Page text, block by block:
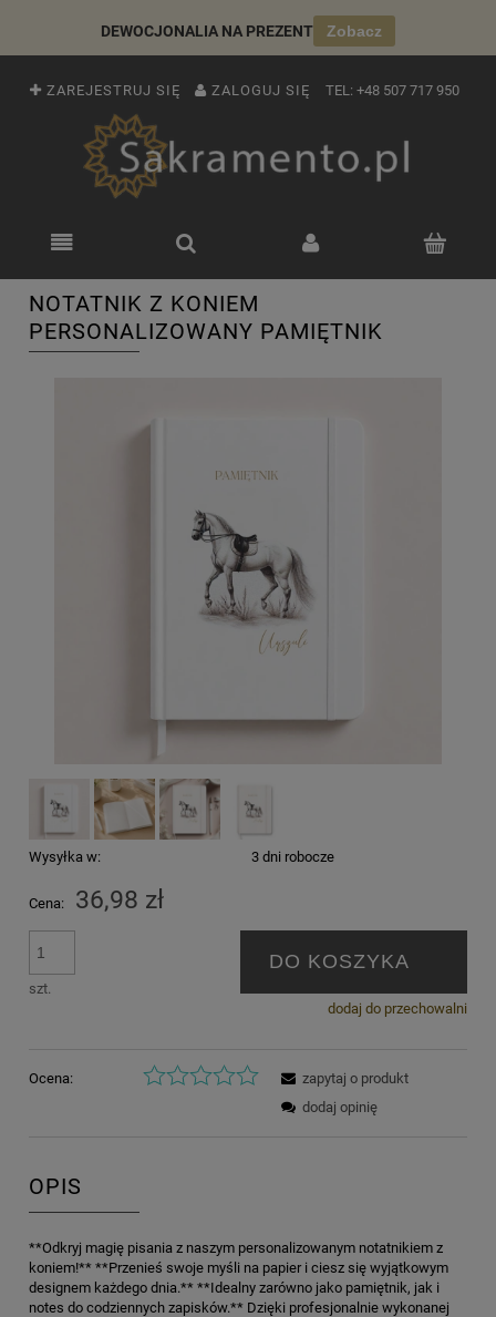
DEWOCJONALIA NA PREZENT Zobacz
ZAREJESTRUJ SIĘ ZALOGUJ SIĘ TEL: +48 507 717 950
NOTATNIK Z KONIEM
PERSONALIZOWANY PAMIĘTNIK
Wysyłka w: 3 dni robocze
Cena: 36,98 zł
szt.
DO KOSZYKA
dodaj do przechowalni
Ocena:
zapytaj o produkt
dodaj opinię
OPIS
**Odkryj magię pisania z naszym personalizowanym notatnikiem z
koniem!** **Przenieś swoje myśli na papier i ciesz się wyjątkowym
designem każdego dnia.** **Idealny zarówno jako pamiętnik, jak i
notes do codziennych zapisków.** Dzięki profesjonalnie wykonanej